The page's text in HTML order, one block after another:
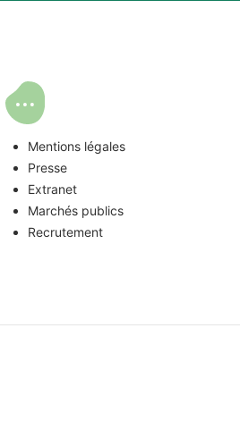
Mentions légales
Presse
Extranet
Marchés publics
Recrutement